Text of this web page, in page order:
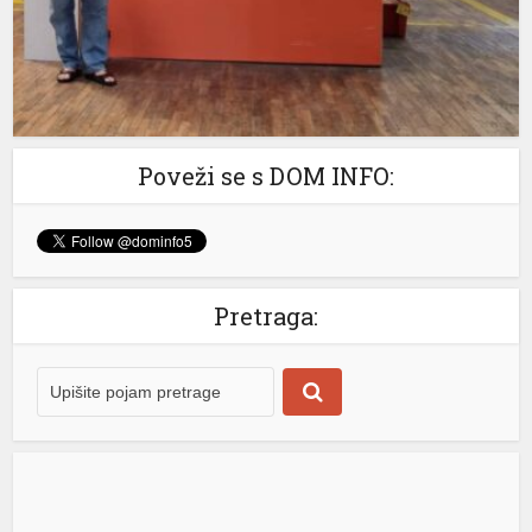
ne namjeravamo da preispitujemo odluku o
privremenoj […]
Poveži se s DOM INFO:
Pretraga: